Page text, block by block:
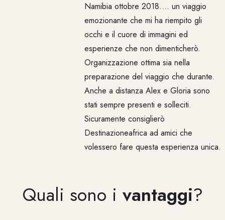
Namibia ottobre 2018.... un viaggio
emozionante che mi ha riempito gli
occhi e il cuore di immagini ed
esperienze che non dimenticherò.
Organizzazione ottima sia nella
preparazione del viaggio che durante.
Anche a distanza Alex e Gloria sono
stati sempre presenti e solleciti.
Sicuramente consiglierò
Destinazioneafrica ad amici che
volessero fare questa esperienza unica.
Quali sono i vantaggi?